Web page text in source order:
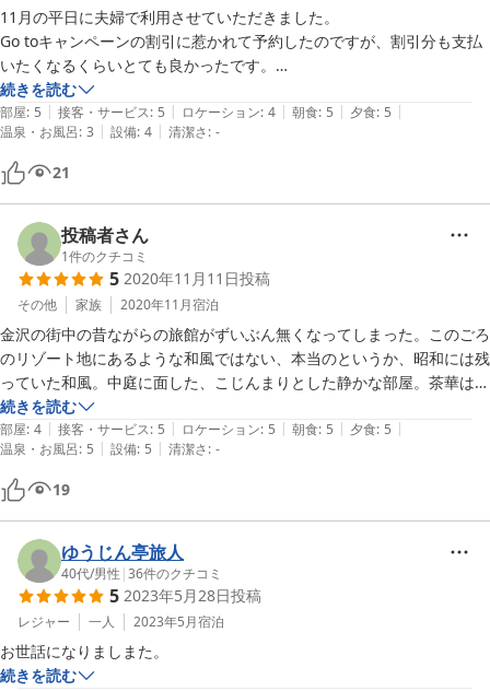
11月の平日に夫婦で利用させていただきました。
Go toキャンペーンの割引に惹かれて予約したのですが、割引分も支払
いたくなるくらいとても良かったです。
平日だったためかこの日は貸切でした。
こんなところに？！という場所にひっそりとあります。すぐ側がショッ
ピング街で、飲食店も多いです。
村田屋旅館さん、まずおもてなしが素晴らしかったです。とても良くし
て下さり、ひとつひとつに感動してしまいました。
そして「よし村」さんのお食事、とってもとっても美味しかったです。
個室に案内して下さり、豪華なコース料理を頂きました。蟹やのどぐろ
など旬の食材を堪能することができ、申し訳なくなってしまうくらい大
満足でした。
朝食は宿で頂きましたが、これもまた感動。心暖まる朝ごはんでした。
間違いなくお値段以上の旅になりました。
続きを読む
部屋: 5 | 接客・サービス: 5 | ロケーション: 4 | 朝食: 5 | 夕食: 5 |
温泉・お風呂: 3 | 設備: 4 | 清潔さ: -
21
投稿者さん
1件のクチコミ
5 2020年11月11日投稿
その他 家族 2020年11月宿泊
金沢の街中の昔ながらの旅館がずいぶん無くなってしまった。このごろ
のリゾート地にあるような和風ではない、本当のというか、昭和には残
っていた和風。中庭に面した、こじんまりとした静かな部屋。茶華は侘
助、茶請けの生菓子は森八さん。やっぱりおいしい。今回目玉の「よし
村」さんの食事はほんとうに期待以上。評するのもおこがましく、ぜひ
皆さんに体験してほしい。
旅館の皆さま、末永く健康に営んで下さい。
続きを読む
部屋: 4 | 接客・サービス: 5 | ロケーション: 5 | 朝食: 5 | 夕食: 5 |
温泉・お風呂: 5 | 設備: 5 | 清潔さ: -
19
ゆうじん亭旅人
40代/男性 |36件のクチコミ
5 2023年5月28日投稿
レジャー 一人 2023年5月宿泊
お世話になりましまた。
続きを読む